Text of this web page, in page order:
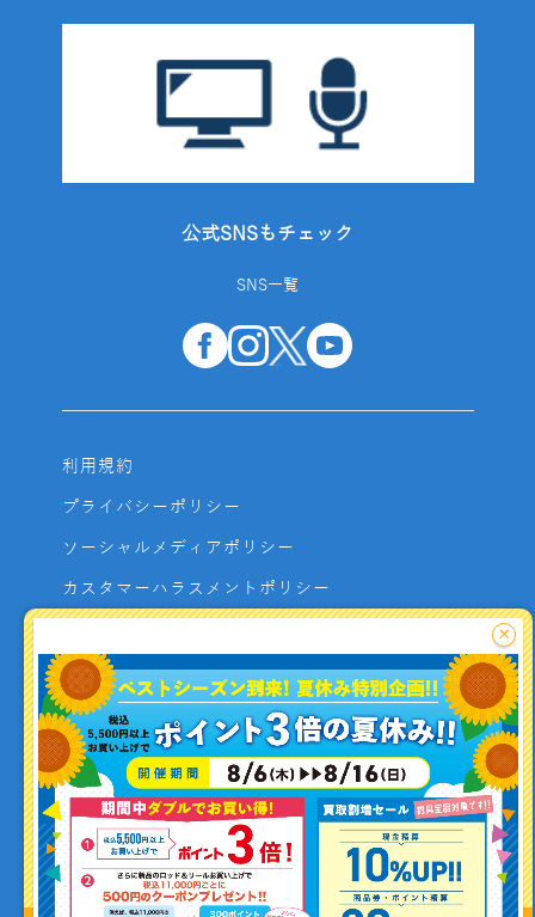
釣り情報を
投稿する
公式SNSもチェック
SNS一覧
利用規約
プライバシーポリシー
ソーシャルメディアポリシー
カスタマーハラスメントポリシー
よくあるご質問
お問い合わせ
利用者資金の保全方法
×